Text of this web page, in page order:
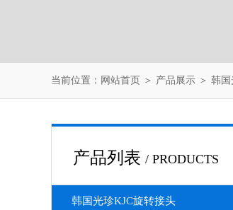
当前位置： 网站首页 ＞ 产品展示 ＞ 韩国
产品列表 / PRODUCTS
韩国光珍KJC旋转接头